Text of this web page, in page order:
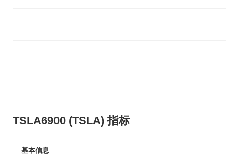
TSLA6900 (TSLA) 指标
基本信息
TSLA6900通过其创新的二层架构脱颖而出，相较于传统区块链解
全性和效率。 此外，TSLA6900还集成了先进的互操作性功能，允